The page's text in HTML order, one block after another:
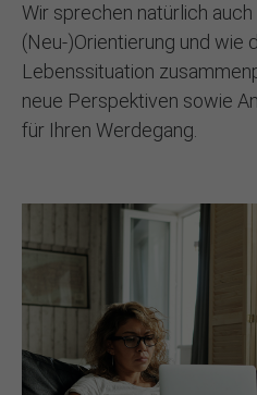
Wir sprechen natürlich
(Neu-)Orientierung und wie
Lebenssituation
neue Perspektiven sowie
für Ihren Werdegang.